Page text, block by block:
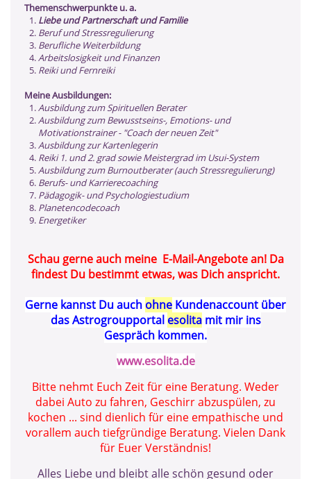
Themenschwerpunkte u. a.
Liebe und Partnerschaft und Familie
Beruf und Stressregulierung
Berufliche Weiterbildung
Arbeitslosigkeit und Finanzen
Reiki und Fernreiki
Meine Ausbildungen:
Ausbildung zum Spirituellen Berater
Ausbildung zum Bewusstseins-, Emotions- und
Motivationstrainer - "Coach der neuen Zeit"
Ausbildung zur Kartenlegerin
Reiki 1. und 2. grad sowie Meistergrad im Usui-System
Ausbildung zum Burnoutberater (auch Stressregulierung)
Berufs- und Karrierecoaching
Pädagogik- und Psychologiestudium
Planetencodecoach
Energetiker
Schau gerne auch meine E-Mail-Angebote an! Da
findest Du bestimmt etwas, was Dich anspricht.
Gerne kannst Du auch ohne Kundenaccount über
das Astrogroupportal esolitamit mir ins
Gespräch kommen.
www.esolita.de
Bitte nehmt Euch Zeit für eine Beratung. Weder
dabei Auto zu fahren, Geschirr abzuspülen, zu
kochen ... sind dienlich für eine empathische und
vorallem auch tiefgründige Beratung. Vielen Dank
für Euer Verständnis!
Alles Liebe und bleibt alle schön gesund oder